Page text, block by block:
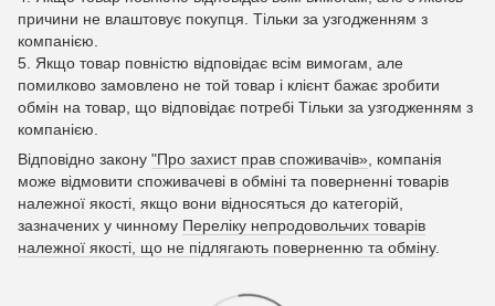
причини не влаштовує покупця. Тільки за узгодженням з
компанією.
5. Якщо товар повністю відповідає всім вимогам, але
помилково замовлено не той товар і клієнт бажає зробити
обмін на товар, що відповідає потребі Тільки за узгодженням з
компанією.
Відповідно закону "Про захист прав споживачів» , компанія
може відмовити споживачеві в обміні та поверненні товарів
належної якості, якщо вони відносяться до категорій,
зазначених у чинному Переліку непродовольчих товарів
належної якості, що не підлягають поверненню та обміну.